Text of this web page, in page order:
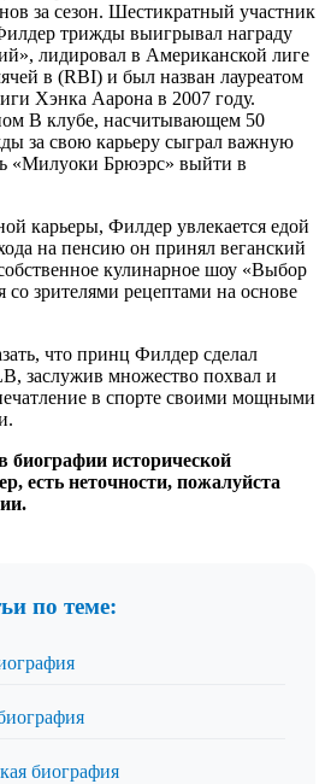
за сезон. Шестикратный участник
трижды выигрывал награду
лидировал в Американской лиге
в (RBI) и был назван лауреатом
Хэнка Аарона в 2007 году.
В клубе, насчитывающем 50
за свою карьеру сыграл важную
«Милуоки Брюэрс» выйти в
карьеры, Филдер увлекается едой
на пенсию он принял веганский
кулинарное шоу «Выбор
со зрителями рецептами на основе
что принц Филдер сделал
заслужив множество похвал и
в спорте своими мощными
биографии исторической
есть неточности, пожалуйста
по теме:
биография